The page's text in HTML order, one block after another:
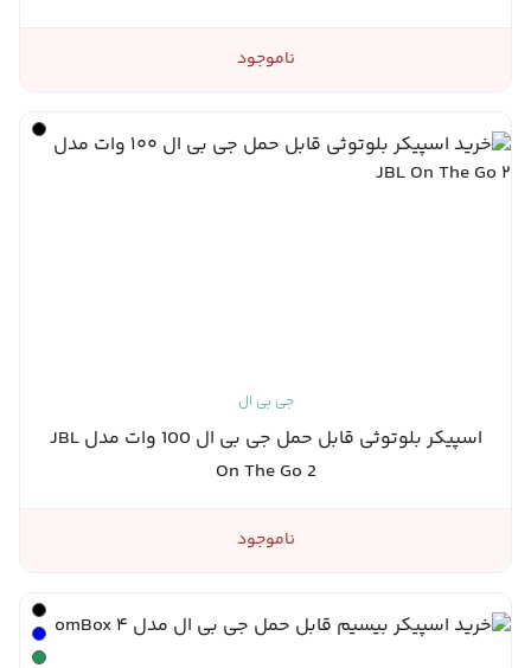
ناموجود
جی بی ال
اسپیکر بلوتوثی قابل حمل جی بی ال 100 وات مدل JBL
On The Go 2
ناموجود